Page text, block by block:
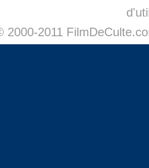
2000-2011